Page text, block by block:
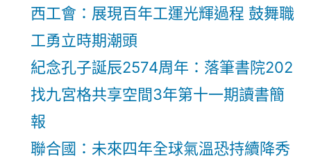
西工會：展現百年工運光輝過程 鼓舞職
工勇立時期潮頭
紀念孔子誕辰2574周年：落筆書院202
找九宮格共享空間3年第十一期讀書簡
報
聯合國：未來四年全球氣溫恐持續降秀